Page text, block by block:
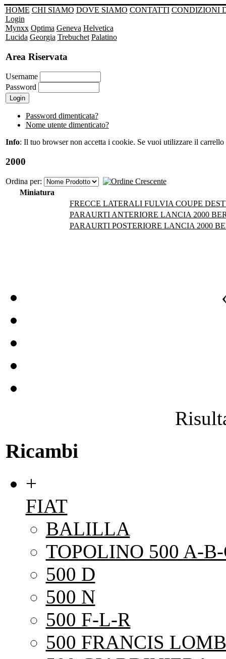
HOME CHI SIAMO DOVE SIAMO CONTATTI CONDIZIONI
Login
Mynxx Optima Geneva Helvetica
Lucida Georgia Trebuchet Palatino
Area Riservata
Username
Password
Password dimenticata?
Nome utente dimenticato?
Info: Il tuo browser non accetta i cookie. Se vuoi utilizzare il
2000
Ordina per:
Miniatura
FRECCE LATERALI FULVIA COUPE
PARAURTI ANTERIORE LANCIA 2000
PARAURTI POSTERIORE LANCIA 2000
Ricambi
+
FIAT
BALILLA
TOPOLINO 500 A-
500 D
500 N
500 F-L-R
500 FRANCIS